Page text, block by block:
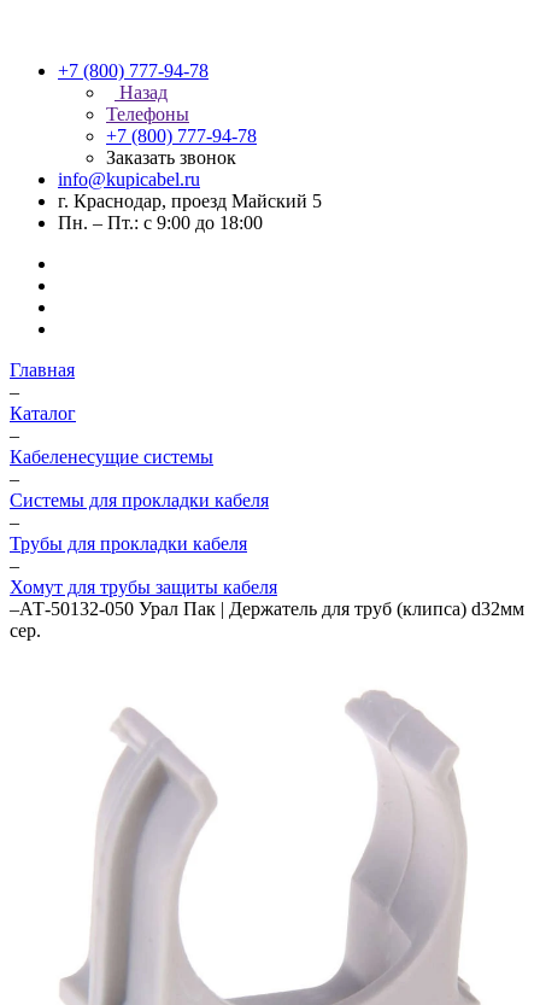
+7 (800) 777-94-78
Назад
Телефоны
+7 (800) 777-94-78
Заказать звонок
info@kupicabel.ru
г. Краснодар, проезд Майский 5
Пн. – Пт.: с 9:00 до 18:00
Главная
–
Каталог
–
Кабеленесущие системы
–
Системы для прокладки кабеля
–
Трубы для прокладки кабеля
–
Хомут для трубы защиты кабеля
–АТ-50132-050 Урал Пак | Держатель для труб (клипса) d32мм
сер.